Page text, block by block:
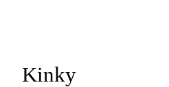
Kinky